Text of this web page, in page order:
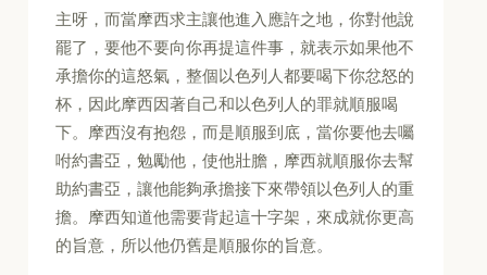
主呀，而當摩西求主讓他進入應許之地，你對他說
罷了，要他不要向你再提這件事，就表示如果他不
承擔你的這怒氣，整個以色列人都要喝下你忿怒的
杯，因此摩西因著自己和以色列人的罪就順服喝
下。摩西沒有抱怨，而是順服到底，當你要他去囑
咐約書亞，勉勵他，使他壯膽，摩西就順服你去幫
助約書亞，讓他能夠承擔接下來帶領以色列人的重
擔。摩西知道他需要背起這十字架，來成就你更高
的旨意，所以他仍舊是順服你的旨意。